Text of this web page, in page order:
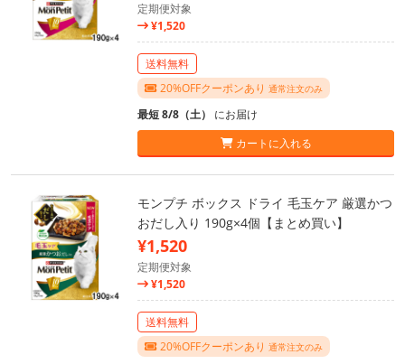
定期便対象
¥1,520
送料無料
20%OFFクーポンあり 通常注文のみ
最短 8/8（土） にお届け
カートに入れる
モンプチ ボックス ドライ 毛玉ケア 厳選かつ
おだし入り 190g×4個【まとめ買い】
¥1,520
定期便対象
¥1,520
送料無料
20%OFFクーポンあり 通常注文のみ